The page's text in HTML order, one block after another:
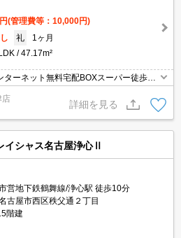
(管理費等：10,000円)
礼
1ヶ月
47.17m²
ーネット無料宅配BOXスーパー徒歩4
店
詳細を見る
イシャス名古屋浄心Ⅱ
営地下鉄鶴舞線/浄心駅 徒歩10分
古屋市西区秩父通２丁目
階建